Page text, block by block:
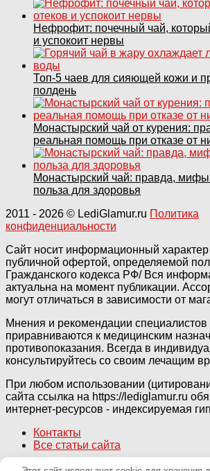
Нефрофит: почечный чай,
и успокоит нервы
Топ‑5 чаев для сияющей кожи и
полдень
Монастырский чай от курения:
реальная помощь при отказе от
Монастырский чай: правда,
польза для здоровья
2011 - 2026 © LediGlamur.ru Политика
конфиденциальности
Сайт носит информационный характер
публичной офертой, определяемой
Гражданского кодекса РФ/ Вся
актуальна на момент публикации.
могут отличаться в зависимости от
Мнения и рекомендации специалистов
приравниваются к медицинским
противопоказания. Всегда в
консультируйтесь со своим лечащим
При любом использовании
сайта ссылка на https://lediglamur.ru
интернет-ресурсов - индексируемая
Контакты
Все статьи сайта
Кнопка «Наверх»